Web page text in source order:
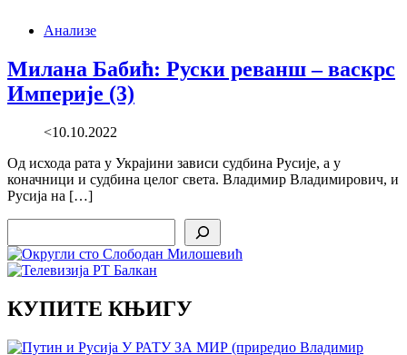
Анализе
Милана Бабић: Руски реванш – васкрс
Империје (3)
<10.10.2022
Од исхода рата у Украјини зависи судбина Русије, а у
коначници и судбина целог света. Владимир Владимирович, и
Русија на […]
КУПИТЕ КЊИГУ